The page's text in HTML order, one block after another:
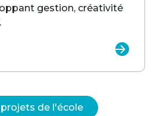
gestion, créativité
de l'école